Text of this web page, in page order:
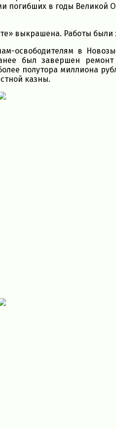
погибших в годы Великой
выкрашена. Работы
освободителям в
был завершен
полутора миллиона
казны.